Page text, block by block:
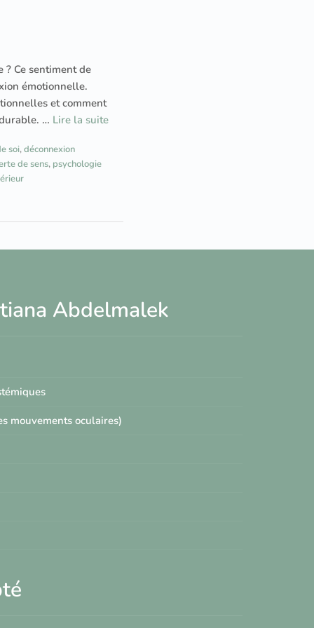
Ce sentiment de
émotionnelle.
et comment
… Lire la suite
soi,déconnexion
de sens, psychologie
Abdelmalek
mouvements oculaires)